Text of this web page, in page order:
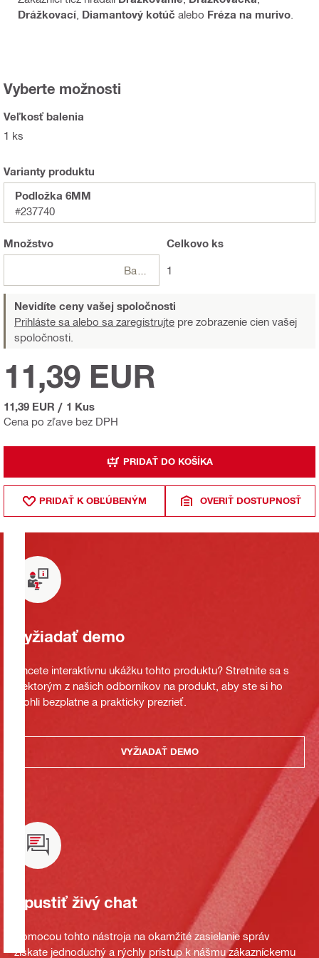
Drážkovací Diamantový kotúč alebo Fréza na murivo
Vyberte možnosti
Veľkosť balenia
1 ks
Varianty produktu
Podložka 6MM
#237740
Množstvo Celkovo ks
1
Nevidíte ceny vašej spoločnosti
Prihláste sa alebo sa zaregistrujte pre zobrazenie cien vašej
spoločnosti.
Cena po zľave bez DPH
11,39 EUR
11,39 EUR / 1 Kus
PRIDAŤ DO KOŠÍKA
PRIDAŤ K OBĽÚBENÝM OVERIŤ DOSTUPNOSŤ
Vyžiadať demo
Chcete interaktívnu ukážku tohto produktu? Stretnite sa s
niektorým z našich odborníkov na produkt, aby ste si ho
mohli bezplatne a prakticky prezrieť.
VYŽIADAŤ DEMO
Spustiť živý chat
Pomocou tohto nástroja na okamžité zasielanie správ
získate jednoduchý a rýchly prístup k nášmu zákazníckemu